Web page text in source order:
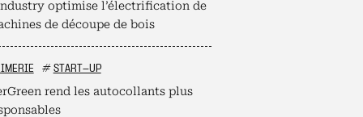
optimise l’électrification de
de découpe de bois
# START-UP
rend les autocollants plus